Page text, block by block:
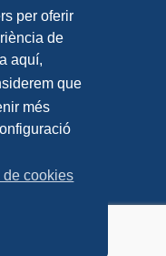
per oferir
de
aquí,
que
més
de cookies